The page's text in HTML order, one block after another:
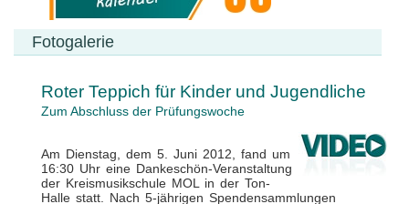
Fotogalerie
Roter Teppich für Kinder und Jugendliche
Zum Abschluss der Prüfungswoche
Am Dienstag, dem 5. Juni 2012, fand um
16:30 Uhr eine Dankeschön-Veranstaltung
der Kreismusikschule MOL in der Ton-
Halle statt. Nach 5-jährigen Spendensammlungen